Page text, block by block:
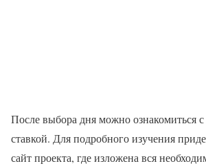
После выбора дня можно ознакомиться
ставкой. Для подробного изучения
сайт проекта, где изложена вся